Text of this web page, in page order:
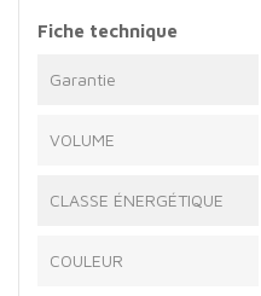
Fiche technique
Garantie
VOLUME
CLASSE ÉNERGÉTIQUE
COULEUR